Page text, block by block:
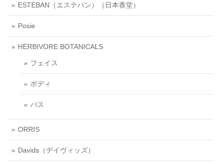
ESTEBAN（エステバン）（日本香堂）
Posie
HERBIVORE BOTANICALS
フェイス
ボディ
バス
ORRIS
Davids（デイヴィッズ）